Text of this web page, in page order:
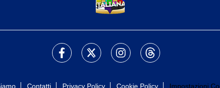
Contatti Privacy Policy Cookie Policy Impostazioni